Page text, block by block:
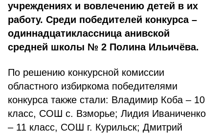
учреждениях и вовлечению детей в их
работу. Среди победителей конкурса –
одиннадцатиклассница анивской
средней школы № 2 Полина Ильичёва.
По решению конкурсной комиссии
областного избиркома победителями
конкурса также стали: Владимир Коба – 10
класс, СОШ с. Взморье; Лидия Иваниченко
– 11 класс, СОШ г. Курильск; Дмитрий